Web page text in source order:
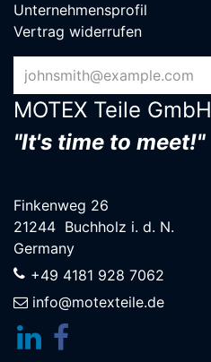
Unternehmensprofil
Vertrag widerrufen
MOTEX Teile G​mbH
"It's time to meet!"
Finkenweg 26
21244 Buchholz i. d. N.
Germany
+49 4181 928 7062
info@motexteile.de